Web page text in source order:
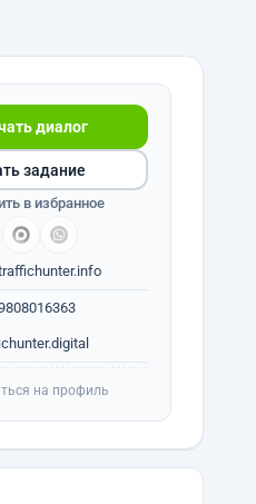
диалог
задание
в избранное
на профиль